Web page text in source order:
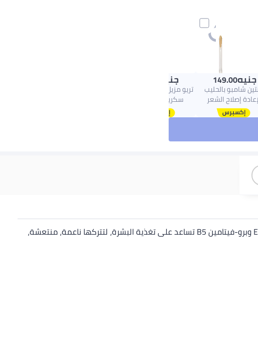
جنيه149.00
شامبو بالحليب
إصلاح الشعر
المتضرر 200ملليلتر
جنيه
تريو مزيل للعرق رول اون
سكريت 50ملليلتر
يمنح بشرتك رغوة ناعمة كالحرير تنظف بلطف وتحيطك بعطر منعش ينعش حواسك. تركيبته الغنية بالترطيب والمُدعّمة بفيتامين E وبرو-فيتامين B5 تساعد على تغذية البشرة، لتتركها ناعمة، منتعشة،